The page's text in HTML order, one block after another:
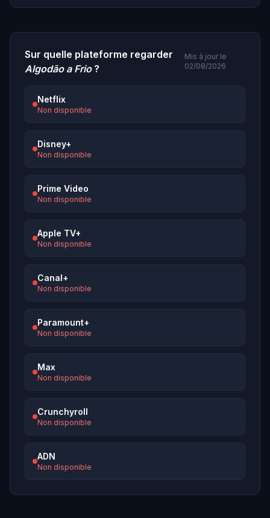
Sur quelle plateforme regarder
Algodão a Frio?
Mis à jour le
02/08/2026
Netflix
Non disponible
Disney+
Non disponible
Prime Video
Non disponible
Apple TV+
Non disponible
Canal+
Non disponible
Paramount+
Non disponible
Max
Non disponible
Crunchyroll
Non disponible
ADN
Non disponible